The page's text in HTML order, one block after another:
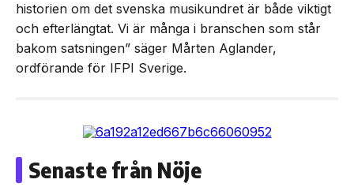
historien om det svenska musikundret är både viktigt
och efterlängtat. Vi är många i branschen som står
bakom satsningen” säger Mårten Aglander,
ordförande för IFPI Sverige.
Senaste från Nöje